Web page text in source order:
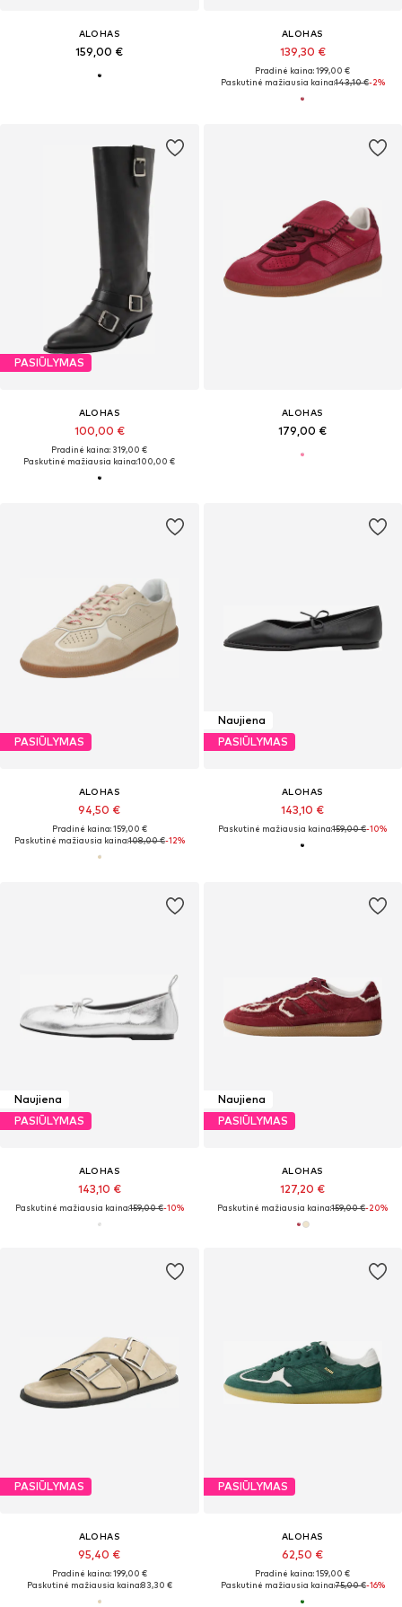
ALOHAS
159,00 €
ALOHAS
139,30 €
Pradinė kaina: 199,00 €
Paskutinė mažiausia kaina:143,10 €-2%
PASIŪLYMAS
ALOHAS
100,00 €
Pradinė kaina: 319,00 €
Paskutinė mažiausia kaina:100,00 €
ALOHAS
179,00 €
PASIŪLYMAS
ALOHAS
94,50 €
Pradinė kaina: 159,00 €
Paskutinė mažiausia kaina:108,00 €-12%
Naujiena
PASIŪLYMAS
ALOHAS
143,10 €
Paskutinė mažiausia kaina:159,00 €-10%
Naujiena
PASIŪLYMAS
ALOHAS
143,10 €
Paskutinė mažiausia kaina:159,00 €-10%
Naujiena
PASIŪLYMAS
ALOHAS
127,20 €
Paskutinė mažiausia kaina:159,00 €-20%
PASIŪLYMAS
ALOHAS
95,40 €
Pradinė kaina: 199,00 €
Paskutinė mažiausia kaina:83,30 €
PASIŪLYMAS
ALOHAS
62,50 €
Pradinė kaina: 159,00 €
Paskutinė mažiausia kaina:75,00 €-16%